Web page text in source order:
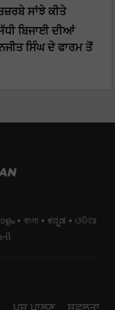
ਸਾਂਝੇ ਕੀਤੇ
ਬਿਜਾਈ ਦੀਆਂ
ਸਿੰਘ ਦੇ ਫਾਰਮ ਤੋਂ
বাংলা ಕನ್ನಡ
ଓଡିଆ
ਪਸ਼ੂ ਪਾਲਣ ਸਫਲਤਾ